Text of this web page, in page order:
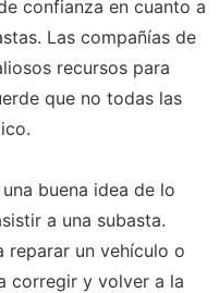
confianza en cuanto a
Las compañías de
recursos para
que no todas las
buena idea de lo
a una subasta.
reparar un vehículo o
corregir y volver a la